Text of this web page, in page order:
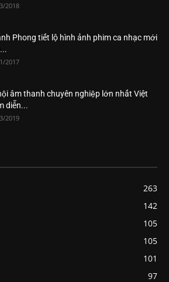
2018
Phong tiết lộ hình ảnh phim ca nhạc mới
2017
âm thanh chuyên nghiệp lớn nhất Việt
diễn...
2019
263
142
105
105
101
97